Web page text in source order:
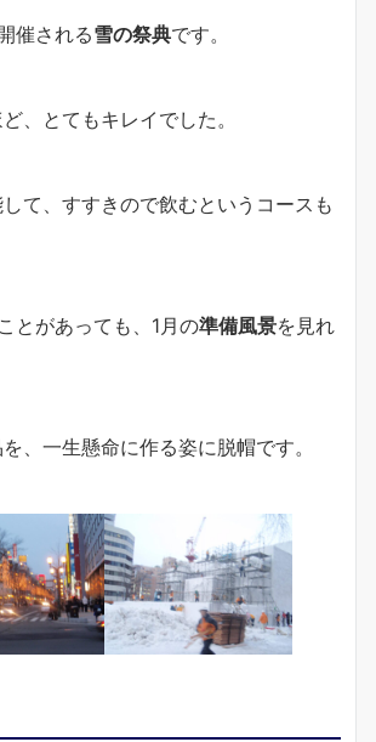
催される雪の祭典です。
、とてもキレイでした。
して、すすきので飲むというコースも
とがあっても、1月の準備風景を見れ
、一生懸命に作る姿に脱帽です。